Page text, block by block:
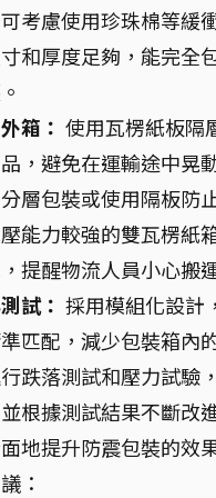
考慮使用珍珠棉等緩
和厚度足夠，能完全
箱： 使用瓦楞紙板隔
，避免在運輸途中晃
層包裝或使用隔板防
能力較強的雙瓦楞紙
提醒物流人員小心搬
試： 採用模組化設計
匹配，減少包裝箱內
跌落測試和壓力試驗
根據測試結果不斷改
地提升防震包裝的效
：